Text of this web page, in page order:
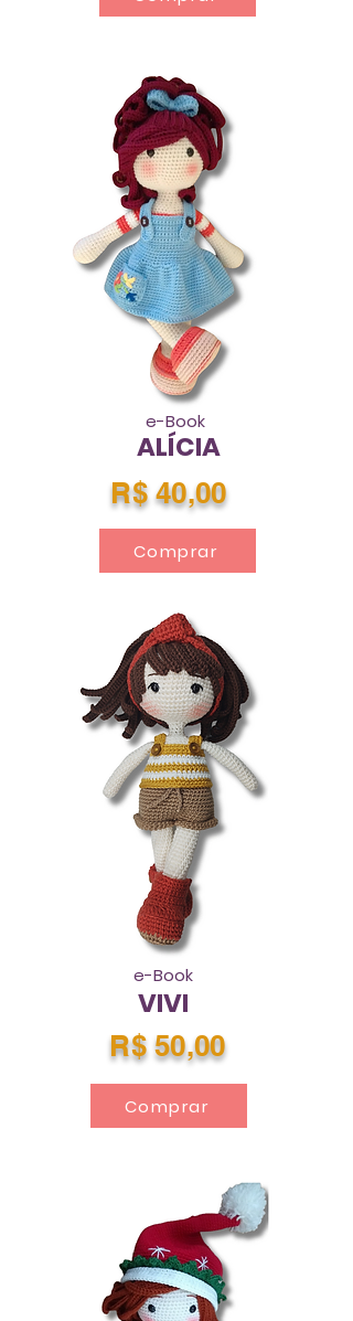
e-Book
ALÍCIA
R$ 40,00
Comprar
e-Book
VIVI
R$ 50,00
Comprar